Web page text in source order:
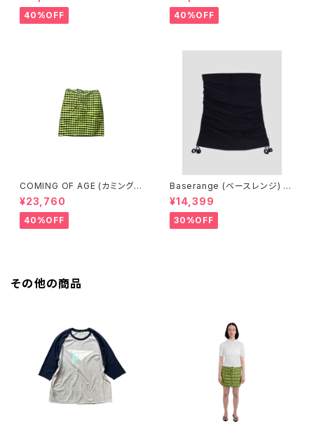
ACK）
40%OFF
OISE/BROWN）
40%OFF
COMING OF AGE (カミングオ
ブエイジ) DRAWSTRING MID
I SKIRT（GINGHAM LIME/BL
ACK）
¥23,760
40%OFF
Baserange (ベースレンジ) PI
CTORIAL SKIRT (BLACK)
¥14,399
30%OFF
その他の商品